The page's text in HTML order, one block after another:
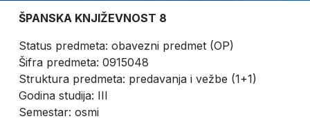
ŠPANSKA KNJIŽEVNOST 8
Status predmeta: obavezni predmet (OP)
Šifra predmeta: 0915048
Struktura predmeta: predavanja i vežbe (1+1)
Godina studija: III
Semestar: osmi